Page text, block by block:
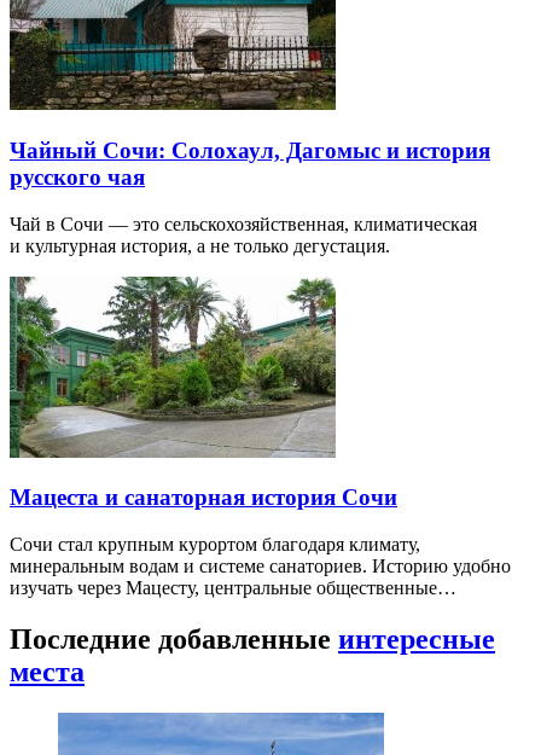
Чайный Сочи: Солохаул, Дагомыс и история
русского чая
Чай в Сочи — это сельскохозяйственная, климатическая
и культурная история, а не только дегустация.
Мацеста и санаторная история Сочи
Сочи стал крупным курортом благодаря климату,
минеральным водам и системе санаториев. Историю удобно
изучать через Мацесту, центральные общественные…
Последние добавленные интересные
места